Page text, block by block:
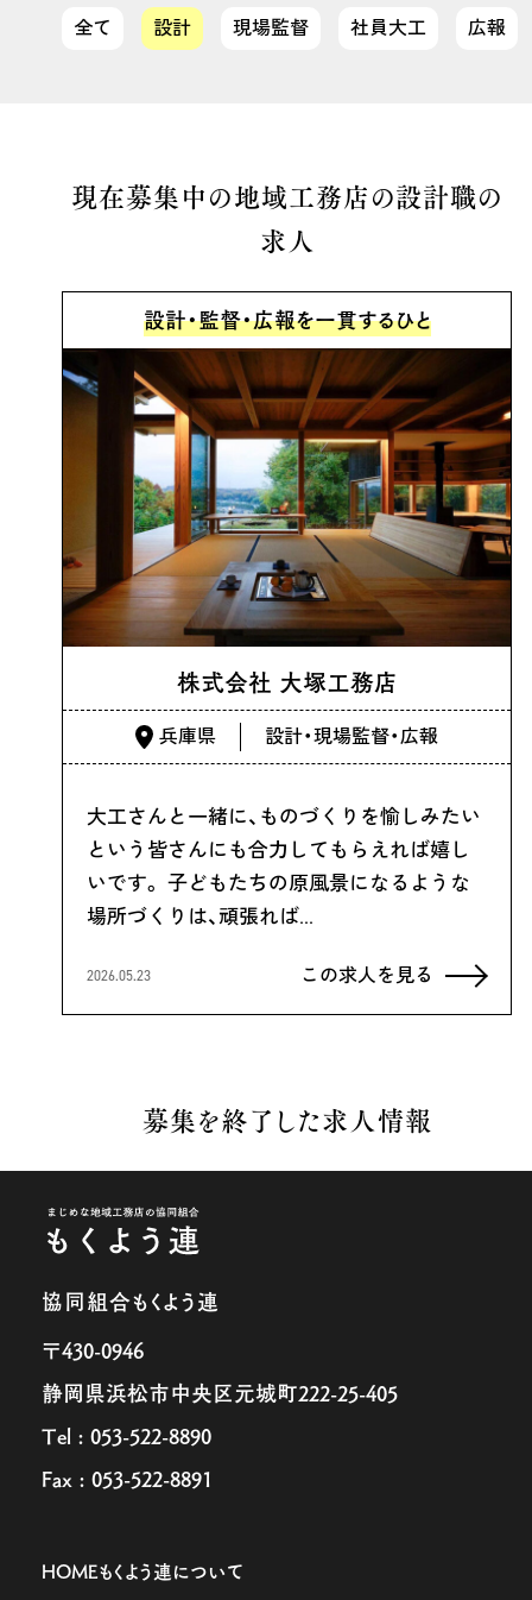
全て 設計 現場監督 社員大工 広報
現在募集中の地域工務店の設計職の
求人
設計・監督・広報を一貫するひと
株式会社 大塚工務店
兵庫県 設計・現場監督・広報
大工さんと一緒に、ものづくりを愉しみたい
という皆さんにも合力してもらえれば嬉し
いです。 子どもたちの原風景になるような
場所づくりは、頑張れば…
2026.05.23 この求人を見る
募集を終了した求人情報
協同組合もくよう連
〒430-0946
静岡県浜松市中央区元城町222-25-405
Tel : 053-522-8890
Fax : 053-522-8891
HOMEもくよう連について